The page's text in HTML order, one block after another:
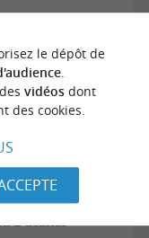
Ducailar
le dépôt de
.
vidéosdont
des cookies.